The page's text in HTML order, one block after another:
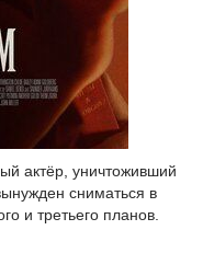
актёр, уничтоживший
сниматься в
и третьего планов.